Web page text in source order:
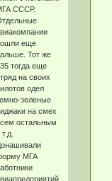
СССР.
еще
Тот же
тогда еще
на своих
одел
зеленые
на смех
остальным
МГА